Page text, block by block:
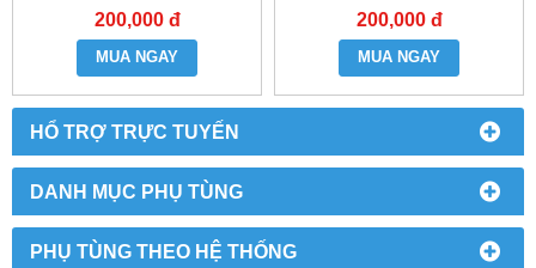
HỔ TRỢ TRỰC TUYẾN
DANH MỤC PHỤ TÙNG
PHỤ TÙNG THEO HỆ THỐNG
NHR - NLR - NMR
200,000 đ
MUA NGAY
NHR - NLR - NMR
200,000 đ
MUA NGAY